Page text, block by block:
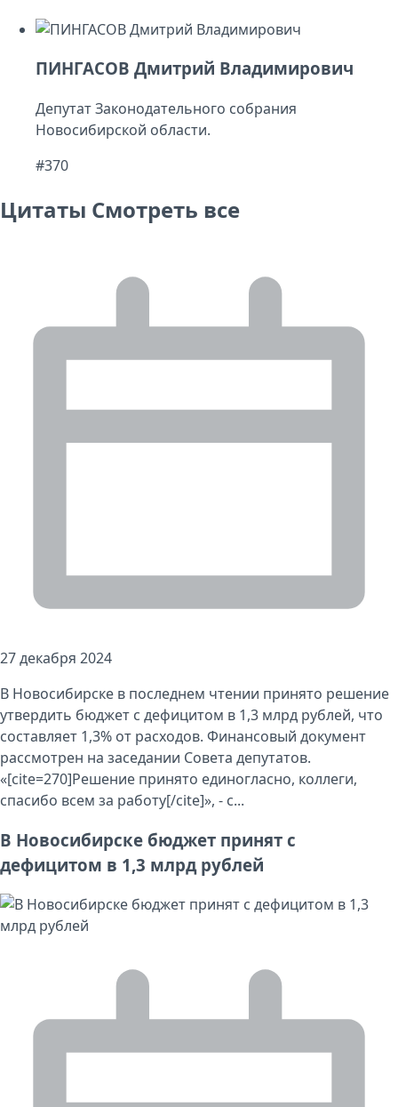
ПИНГАСОВ Дмитрий Владимирович
Депутат Законодательного собрания
Новосибирской области.
#370
Цитаты Смотреть все
27 декабря 2024
В Новосибирске в последнем чтении принято решение
утвердить бюджет с дефицитом в 1,3 млрд рублей, что
составляет 1,3% от расходов. Финансовый документ
рассмотрен на заседании Совета депутатов.
«[cite=270]Решение принято единогласно, коллеги,
спасибо всем за работу[/cite]», - с...
В Новосибирске бюджет принят с
дефицитом в 1,3 млрд рублей